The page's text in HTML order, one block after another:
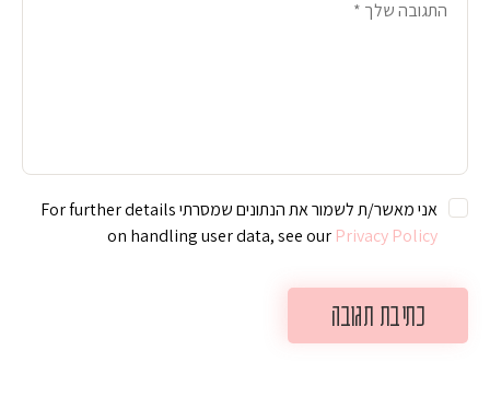
אני מאשר/ת לשמור את הנתונים שמסרתי For further details
on handling user data, see our Privacy Policy